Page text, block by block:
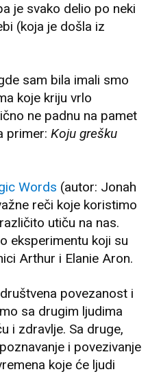
je svako delio po neki
(koja je došla iz
sam bila imali smo
koje kriju vrlo
ne padnu na pamet
primer: Koju grešku
Words (autor: Jonah
reči koje koristimo
utiču na nas.
eksperimentu koji su
Arthur i Elanie Aron.
povezanost i
sa drugim ljudima
i zdravlje. Sa druge,
i povezivanje
koje će ljudi